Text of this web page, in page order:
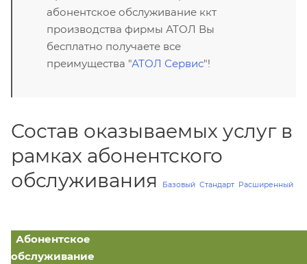
абонентское обслуживание ккт
производства фирмы АТОЛ Вы
бесплатно получаете все
преимущества "АТОЛ Сервис"!
Состав оказываемых услуг в
рамках абонентского
обслуживания
Базовый Стандарт Расширенный
Абонентское
обслуживание